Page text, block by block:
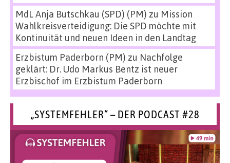
MdL Anja Butschkau (SPD) (PM) zu Mission
Wahlkreisverteidigung: Die SPD möchte mit
Kontinuität und neuen Ideen in den Landtag
Erzbistum Paderborn (PM) zu Nachfolge
geklärt: Dr. Udo Markus Bentz ist neuer
Erzbischof im Erzbistum Paderborn
„SYSTEMFEHLER“ – DER PODCAST #28